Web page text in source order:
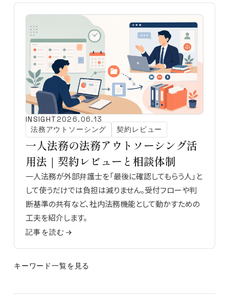
INSIGHT2026.06.13
法務アウトソーシング
契約レビュー
一人法務の法務アウトソーシング活
用法｜契約レビューと相談体制
一人法務が外部弁護士を「最後に確認してもらう人」と
して使うだけでは負担は減りません。受付フローや判
断基準の共有など、社内法務機能として動かすための
工夫を紹介します。
記事を読む
キーワード一覧を見る